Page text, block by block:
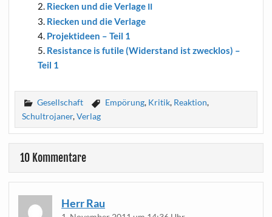
Riecken und die Ver­la­ge II
Riecken und die Verlage
Pro­jekt­ideen – Teil 1
Resis­tance is futi­le (Wider­stand ist zweck­los) –
Teil 1
Gesellschaft Empörung, Kritik, Reaktion,
Schultrojaner,Verlag
10 Kommentare
Herr Rau